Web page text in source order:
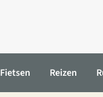
Fietsen Reizen